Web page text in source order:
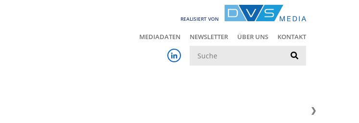
REALISIERT VON
MEDIADATEN NEWSLETTER ÜBER UNS KONTAKT